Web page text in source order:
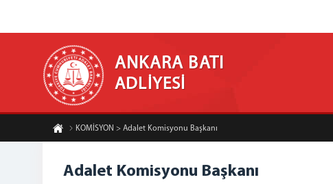
ANKARA BATI
ADLİYESİ
KOMİSYON > Adalet Komisyonu Başkanı
Adalet Komisyonu Başkanı